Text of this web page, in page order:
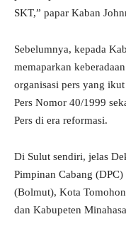
SKT,” papar Kaban
Sebelumnya, kepada
memaparkan
organisasi pers yang
Pers Nomor 40/1999
Pers di era reformasi.
Di Sulut sendiri, jelas
Pimpinan Cabang
(Bolmut), Kota
dan Kabupeten